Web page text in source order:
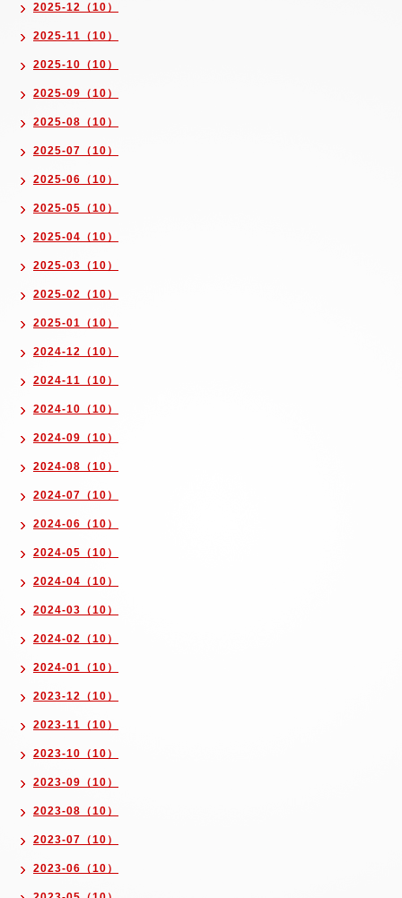
2025-12（10）
2025-11（10）
2025-10（10）
2025-09（10）
2025-08（10）
2025-07（10）
2025-06（10）
2025-05（10）
2025-04（10）
2025-03（10）
2025-02（10）
2025-01（10）
2024-12（10）
2024-11（10）
2024-10（10）
2024-09（10）
2024-08（10）
2024-07（10）
2024-06（10）
2024-05（10）
2024-04（10）
2024-03（10）
2024-02（10）
2024-01（10）
2023-12（10）
2023-11（10）
2023-10（10）
2023-09（10）
2023-08（10）
2023-07（10）
2023-06（10）